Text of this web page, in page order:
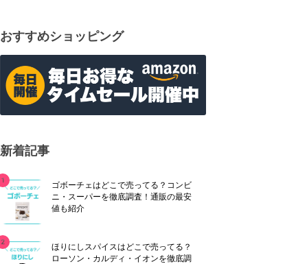
おすすめショッピング
新着記事
ゴボーチェはどこで売ってる？コンビ
ニ・スーパーを徹底調査！通販の最安
値も紹介
ほりにしスパイスはどこで売ってる？
ローソン・カルディ・イオンを徹底調